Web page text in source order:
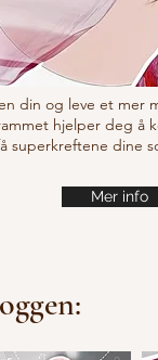
din og leve et mer
hjelper deg å
superkreftene dine
Mer info